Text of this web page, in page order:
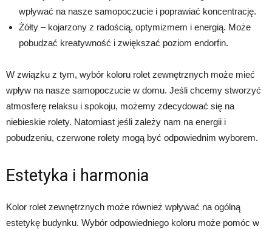
wpływać na nasze samopoczucie i poprawiać koncentrację.
Żółty – kojarzony z radością, optymizmem i energią. Może
pobudzać kreatywność i zwiększać poziom endorfin.
W związku z tym, wybór koloru rolet zewnętrznych może mieć
wpływ na nasze samopoczucie w domu. Jeśli chcemy stworzyć
atmosferę relaksu i spokoju, możemy zdecydować się na
niebieskie rolety. Natomiast jeśli zależy nam na energii i
pobudzeniu, czerwone rolety mogą być odpowiednim wyborem.
Estetyka i harmonia
Kolor rolet zewnętrznych może również wpływać na ogólną
estetykę budynku. Wybór odpowiedniego koloru może pomóc w